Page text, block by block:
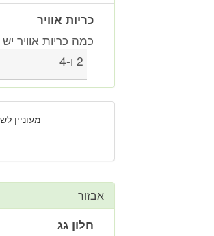
כריות אוויר
כמה כריות אוויר
2 ו-4
מעוניין
אבזור
חלון גג